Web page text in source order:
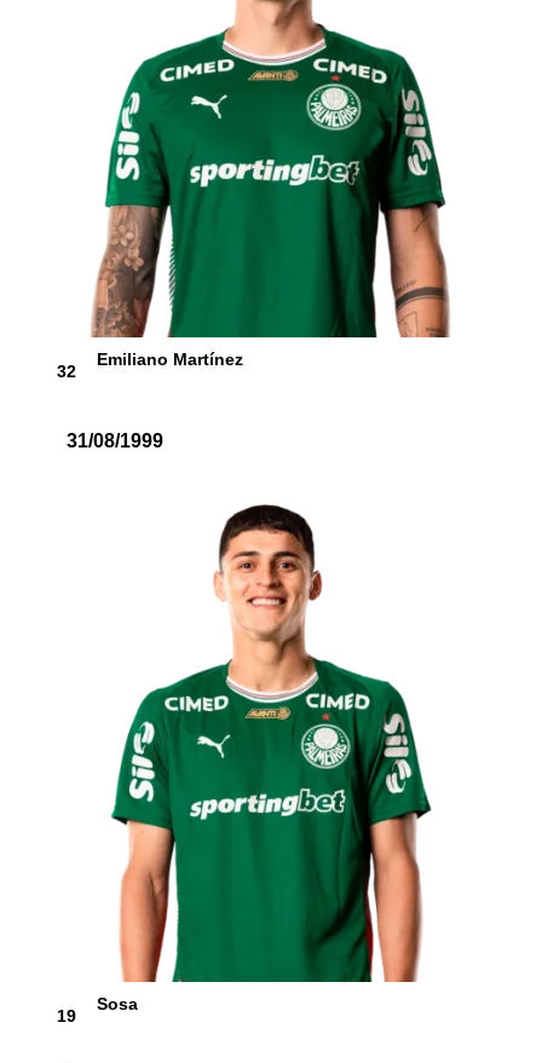
32
Emiliano Martínez
31/08/1999
19
Sosa